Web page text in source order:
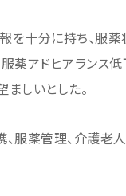
を十分に持ち、服
服薬アドヒアラン
しいとした。
服薬管理、介護老